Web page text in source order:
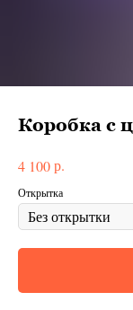
Коробка с
4 100р.
Открытка